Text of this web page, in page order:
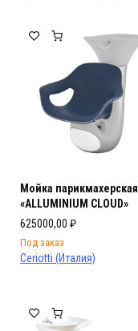
Мойка парикмахерская
«ALLUMINIUM CLOUD»
625000,00 ₽
Под заказ
Ceriotti (Италия)